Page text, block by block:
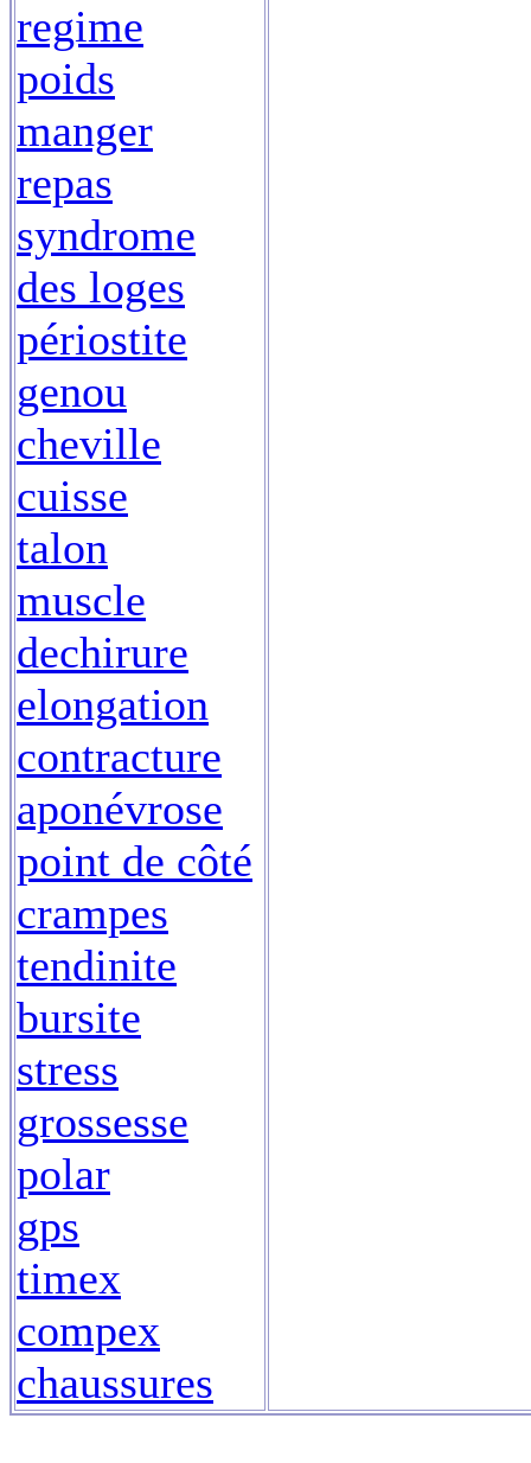
regime
poids
manger
repas
syndrome
des loges
périostite
genou
cheville
cuisse
talon
muscle
dechirure
elongation
contracture
aponévrose
point de côté
crampes
tendinite
bursite
stress
grossesse
polar
gps
timex
compex
chaussures